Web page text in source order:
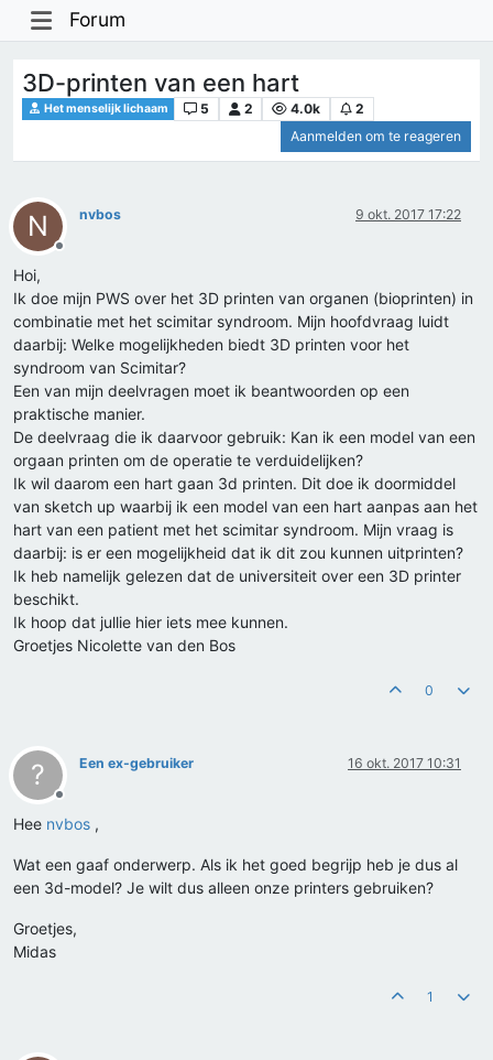
Forum
3D-printen van een hart
Het menselijk lichaam 5 2 4.0k
2
Aanmelden om te reageren
N
Offline
nvbos 9 okt. 2017 17:22
Hoi,
Ik doe mijn PWS over het 3D printen van organen (bioprinten) in
combinatie met het scimitar syndroom. Mijn hoofdvraag luidt
daarbij: Welke mogelijkheden biedt 3D printen voor het
syndroom van Scimitar?
Een van mijn deelvragen moet ik beantwoorden op een
praktische manier.
De deelvraag die ik daarvoor gebruik: Kan ik een model van een
orgaan printen om de operatie te verduidelijken?
Ik wil daarom een hart gaan 3d printen. Dit doe ik doormiddel
van sketch up waarbij ik een model van een hart aanpas aan het
hart van een patient met het scimitar syndroom. Mijn vraag is
daarbij: is er een mogelijkheid dat ik dit zou kunnen uitprinten?
Ik heb namelijk gelezen dat de universiteit over een 3D printer
beschikt.
Ik hoop dat jullie hier iets mee kunnen.
Groetjes Nicolette van den Bos
0
?
Offline
Een ex-gebruiker 16 okt. 2017 10:31
Hee nvbos ,
Wat een gaaf onderwerp. Als ik het goed begrijp heb je dus al
een 3d-model? Je wilt dus alleen onze printers gebruiken?
Groetjes,
Midas
1